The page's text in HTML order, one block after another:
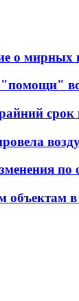
о мирных
по